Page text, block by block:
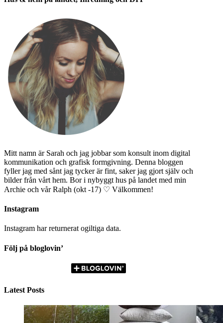
Mitt namn är Sarah och jag jobbar som konsult inom digital
kommunikation och grafisk formgivning. Denna bloggen
fyller jag med sånt jag tycker är fint, saker jag gjort själv och
bilder från vårt hem. Bor i nybyggt hus på landet med min
Archie och vår Ralph (okt -17) ♡ Välkommen!
Instagram
Instagram har returnerat ogiltiga data.
Följ på bloglovin’
Latest Posts